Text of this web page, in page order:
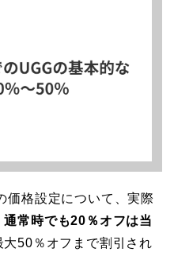
価格設定について、実際
通常時でも20％オフは当
50％オフまで割引され